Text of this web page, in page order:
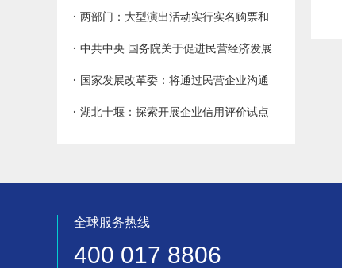
型、特殊垄断行为规制
· 两部门：大型演出活动实行实名购票和
实名入场制度
· 中共中央 国务院关于促进民营经济发展
壮大的意见
· 国家发展改革委：将通过民营企业沟通
交流机制 加大政府失信线索监测发现力度
· 湖北十堰：探索开展企业信用评价试点
全球服务热线
400 017 8806